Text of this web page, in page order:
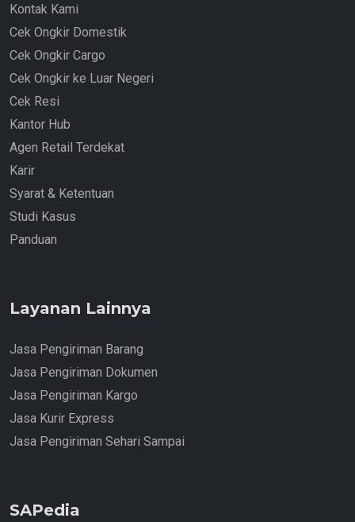
Kontak Kami
Cek Ongkir Domestik
Cek Ongkir Cargo
Cek Ongkir ke Luar Negeri
Cek Resi
Kantor Hub
Agen Retail Terdekat
Karir
Syarat & Ketentuan
Studi Kasus
Panduan
Layanan Lainnya
Jasa Pengiriman Barang
Jasa Pengiriman Dokumen
Jasa Pengiriman Kargo
Jasa Kurir Express
Jasa Pengiriman Sehari Sampai
SAPedia